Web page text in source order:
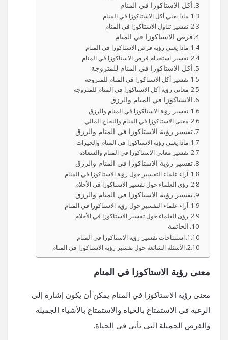
أكل الاستاكوزا في المنام
ماذا يعني أكل الاستاكوزا في المنام
تفسير تناول الاستاكوزا في المنام
قرص الاستاكوزا في المنام
ماذا يعني رؤية قرص الاستاكوزا في المنام
تفسير استخدام قرص الاستاكوزا في المنام
أكل الاستاكوزا في المنام للمتزوجة
تفسير أكل الاستاكوزا في المنام للمتزوجة
معاني رؤية أكل الاستاكوزا في المنام للمتزوجة
الاستاكوزا في المنام والرزق
تفسير رؤية الاستاكوزا في المنام والرزق
معنى الاستاكوزا في المنام والنجاح المالي
تفسير رؤية الاستاكوزا في المنام والرزق
ماذا يعني رؤية الاستاكوزا في المنام والخيرات
تفسير معاني الاستاكوزا في المنام والسعادة
تفسير رؤية الاستاكوزا في المنام والرزق
آراء علماء التفسير حول رؤية الاستاكوزا في المنام
رؤى العلماء حول تفسير الاستاكوزا في الأحلام
تفسير رؤية الاستاكوزا في المنام والرزق
آراء علماء التفسير حول رؤية الاستاكوزا في المنام
رؤى العلماء حول تفسير الاستاكوزا في الأحلام
الخاتمة
استنتاجات تفسير رؤية الاستاكوزا في المنام
الأسئلة الشائعة حول تفسير رؤية الاستاكوزا في المنام
معنى رؤية الاستاكوزا في المنام
معنى رؤية الاستاكوزا في المنام يمكن أن يكون إشارة إلى
الرغبة في الاستمتاع بالحياة والاستمتاع بالأشياء الجميلة
والفرص الجميلة التي تأتي في الحياة.